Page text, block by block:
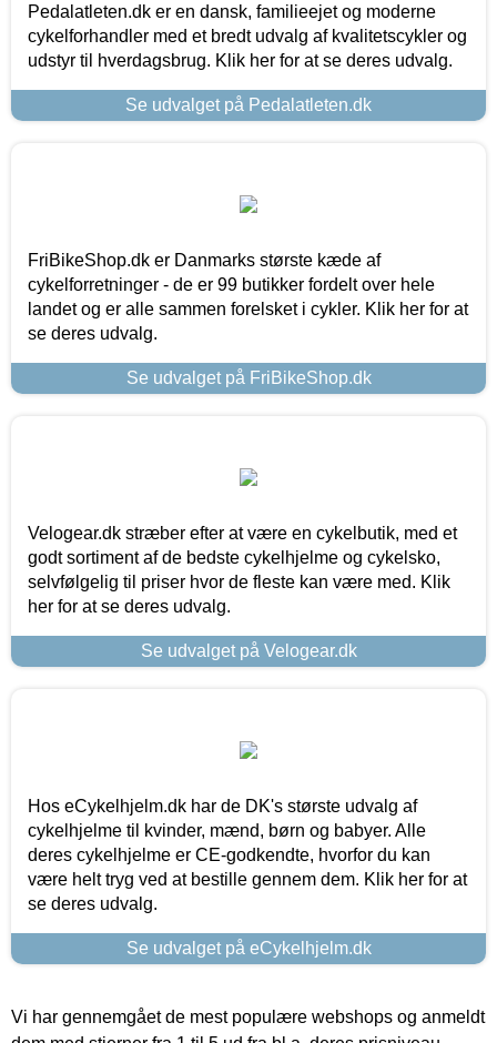
Pedalatleten.dk er en dansk, familieejet og moderne
cykelforhandler med et bredt udvalg af kvalitetscykler og
udstyr til hverdagsbrug. Klik her for at se deres udvalg.
Se udvalget på Pedalatleten.dk
FriBikeShop.dk er Danmarks største kæde af
cykelforretninger - de er 99 butikker fordelt over hele
landet og er alle sammen forelsket i cykler. Klik her for at
se deres udvalg.
Se udvalget på FriBikeShop.dk
Velogear.dk stræber efter at være en cykelbutik, med et
godt sortiment af de bedste cykelhjelme og cykelsko,
selvfølgelig til priser hvor de fleste kan være med. Klik
her for at se deres udvalg.
Se udvalget på Velogear.dk
Hos eCykelhjelm.dk har de DK's største udvalg af
cykelhjelme til kvinder, mænd, børn og babyer. Alle
deres cykelhjelme er CE-godkendte, hvorfor du kan
være helt tryg ved at bestille gennem dem. Klik her for at
se deres udvalg.
Se udvalget på eCykelhjelm.dk
Vi har gennemgået de mest populære webshops og anmeldt